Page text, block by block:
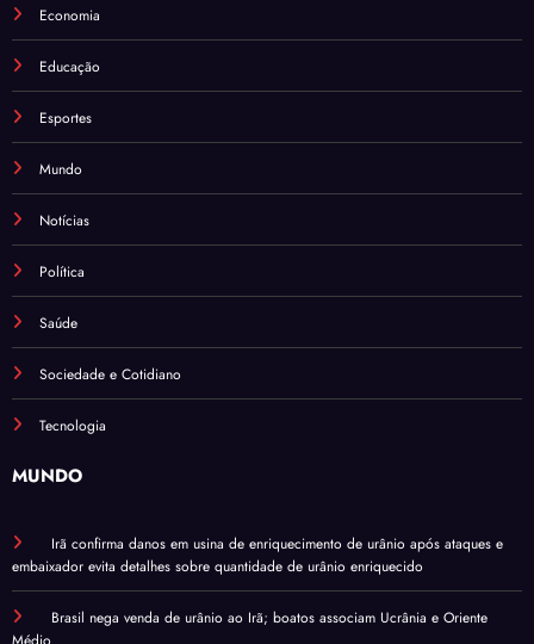
Economia
Educação
Esportes
Mundo
Notícias
Política
Saúde
Sociedade e Cotidiano
Tecnologia
MUNDO
Irã confirma danos em usina de enriquecimento de urânio após ataques e
embaixador evita detalhes sobre quantidade de urânio enriquecido
Brasil nega venda de urânio ao Irã; boatos associam Ucrânia e Oriente